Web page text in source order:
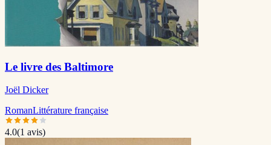
Le livre des Baltimore
Joël Dicker
RomanLittérature française
4.0(1 avis)